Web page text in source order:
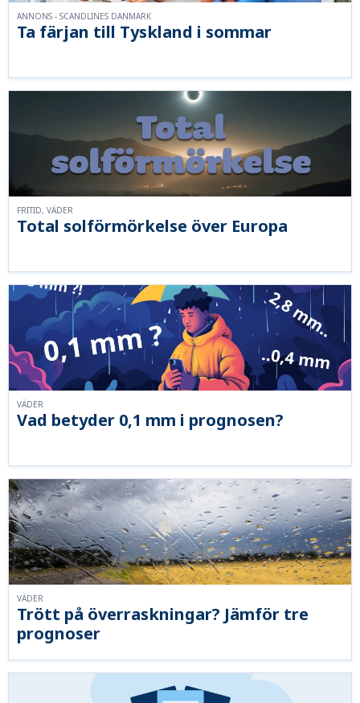
Ta färjan till Tyskland i sommar
ANNONS - SCANDLINES DANMARK
Total solförmörkelse över Europa
FRITID, VÄDER
Vad betyder 0,1 mm i prognosen?
VÄDER
Trött på överraskningar? Jämför tre
prognoser
VÄDER